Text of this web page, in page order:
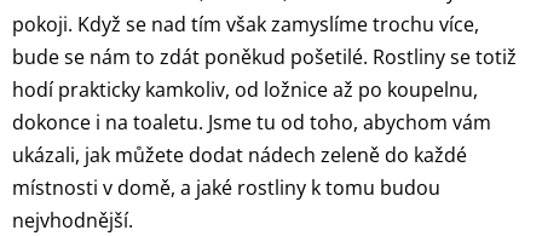
pokoji. Když se nad tím však zamyslíme trochu více,
bude se nám to zdát poněkud pošetilé. Rostliny se totiž
hodí prakticky kamkoliv, od ložnice až po koupelnu,
dokonce i na toaletu. Jsme tu od toho, abychom vám
ukázali, jak můžete dodat nádech zeleně do každé
místnosti v domě, a jaké rostliny k tomu budou
nejvhodnější.